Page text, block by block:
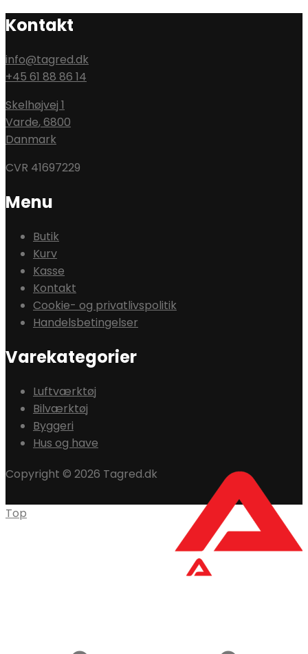
Kontakt
info@tagred.dk
+45 61 88 86 14
Skelhøjvej 1
Varde,6800
Danmark
CVR 41697229
Menu
Butik
Kurv
Kasse
Kontakt
Cookie- og privatlivspolitik
Handelsbetingelser
Varekategorier
Luftværktøj
Bilværktøj
Byggeri
Hus og have
Copyright © 2026 Tagred.dk
Top